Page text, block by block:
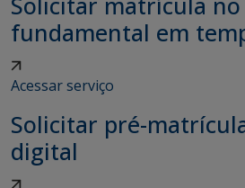
fundamental em
Acessar serviço
Solicitar pré-
digital